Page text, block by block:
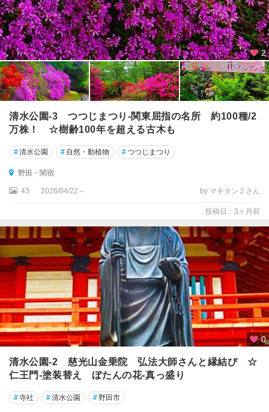
2
清水公園‐3 つつじまつり‐関東屈指の名所 約100種/2
万株！ ☆樹齢100年を超える古木も
#清水公園 # 自然・動植物 #つつじまつり
野田・関宿
43 2026/04/22～ by マキタン２さん
投稿日：3ヶ月前
0
清水公園‐2 慈光山金乗院 弘法大師さんと縁結び ☆
仁王門‐塗装替え ぼたんの花‐真っ盛り
#寺社 #清水公園 #野田市